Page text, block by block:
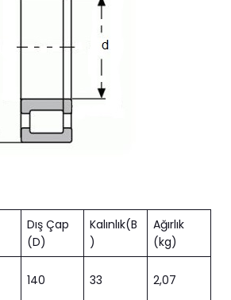
Dış Çap
(D)
Kalınlık(B
)
Ağırlık
(kg)
140 33 2,07